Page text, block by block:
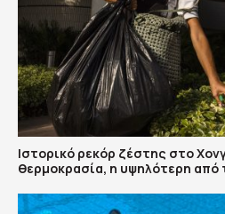
Ιστορικό ρεκόρ ζέστης στο
θερμοκρασία, η υψηλότερη από